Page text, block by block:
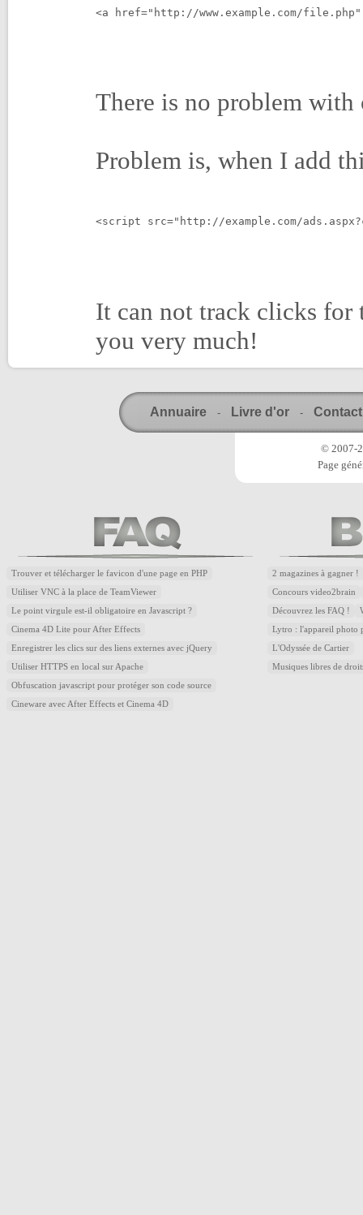
<a href="http://www.example.com/
There is no problem
Problem is, when I add
<script src="http://example.com/
It can not track clicks for
you very much!
Annuaire - Livre d'or - Contact
© 2007-
Page
Trouver et télécharger le favicon d'une page en PHP
Utiliser VNC à la place de TeamViewer
Le point virgule est-il obligatoire en Javascript ?
Cinema 4D Lite pour After Effects
Enregistrer les clics sur des liens externes avec jQuery
Utiliser HTTPS en local sur Apache
Obfuscation javascript pour protéger son code source
Cineware avec After Effects et Cinema 4D
2 magazines à gagner !
Concours video2brain
Découvrez les FAQ !
Lytro : l'appareil photo
L'Odyssée de Cartier
Musiques libres de